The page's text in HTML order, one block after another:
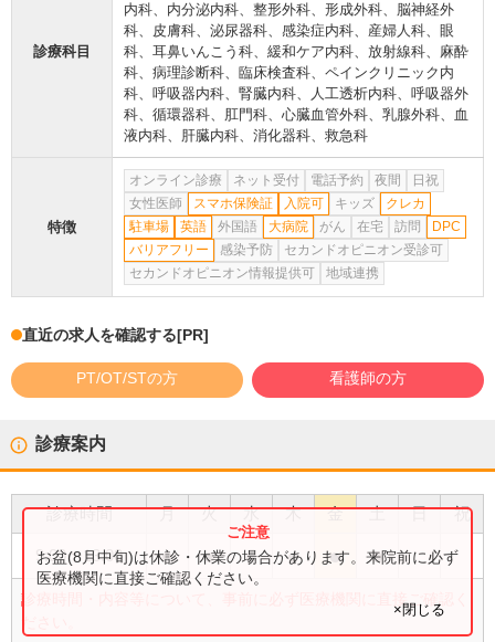
診療科目
内科、 内分泌内科、 整形外科、 形成外科、 脳神経外
科、 皮膚科、 泌尿器科、 感染症内科、 産婦人科、 眼
科、 耳鼻いんこう科、 緩和ケア内科、 放射線科、 麻酔
科、 病理診断科、 臨床検査科、 ペインクリニック内
科、 呼吸器内科、 腎臓内科、 人工透析内科、 呼吸器外
科、 循環器科、 肛門科、 心臓血管外科、 乳腺外科、
血
液内科、 肝臓内科、 消化器科、 救急科
特徴
オンライン診療 ネット受付 電話予約 夜間
日祝
女性医師
スマホ保険証 入院可 キッズ
クレカ
駐車場
英語 外国語 大病院 がん 在宅 訪問
DPC
バリアフリー
感染予防
セカンドオピニオン受診可
セカンドオピニオン情報提供可
地域連携
直近の求人を確認する[PR]
PT/OT/STの方 看護師の方
診療案内
診療時間 月 火 水 木 金 土 日 祝
9:00〜 13:00 ● ● ● ● ● ●
診療時間・内容等について、事前に必ず医療機関に直接ご確認く
お盆(8月中旬)は休診・休業の場合があります。来院前に必ず
医療機関に直接ご確認ください。
×閉じる